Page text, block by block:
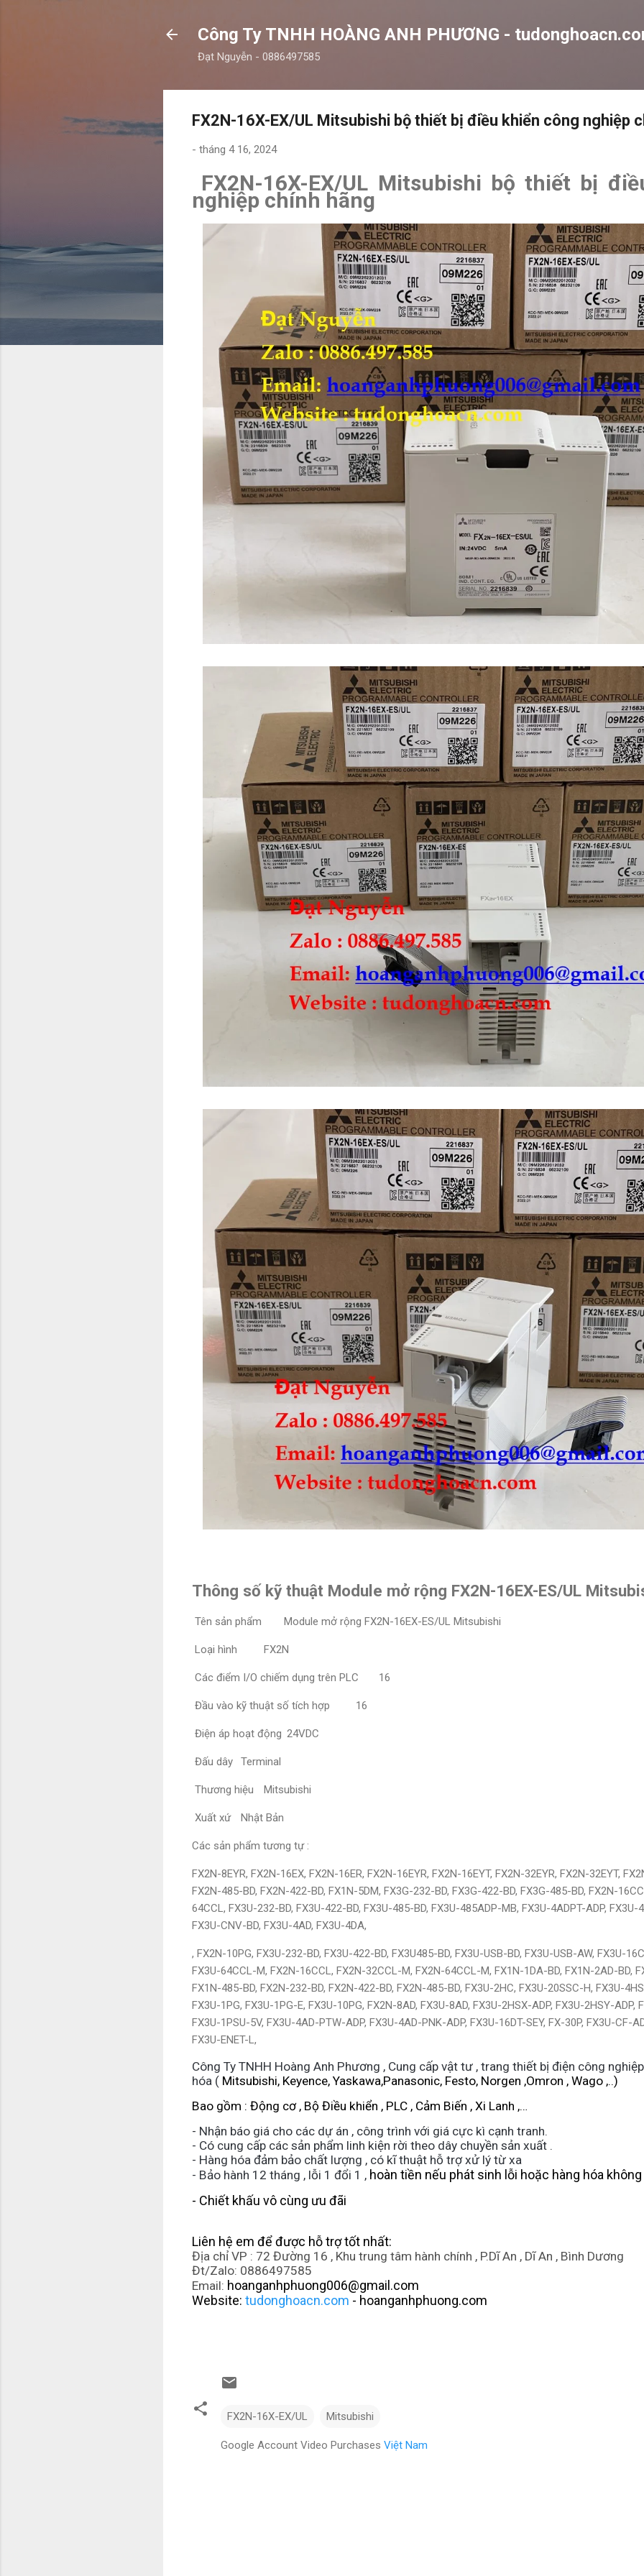
Công Ty TNHH HOÀNG ANH PHƯƠNG -
Đạt Nguyễn - 0886497585
FX2N-16X-EX/UL Mitsubishi bộ thiết bị điều khiển công nghiệp
- tháng 4 16, 2024
FX2N-16X-EX/UL Mitsubishi bộ thiết bị
nghiệp chính hãng
Thông số kỹ thuật Module mở rộng FX2N-16EX-ES/UL
Tên sản phẩm Module mở rộng FX2N-16EX-ES/UL Mitsubishi
Loại hình FX2N
Các điểm I/O chiếm dụng trên PLC 16
Đầu vào kỹ thuật số tích hợp 16
Điện áp hoạt động 24VDC
Đấu dây Terminal
Thương hiệu Mitsubishi
Xuất xứ Nhật Bản
Các sản phẩm tương tự :
FX2N-8EYR, FX2N-16EX, FX2N-16ER, FX2N-16EYR, FX2N-16EYT, FX2N-32EYR, FX2N-32EYT,
FX2N-485-BD, FX2N-422-BD, FX1N-5DM, FX3G-232-BD, FX3G-422-BD, FX3G-485-BD, FX2N-
64CCL, FX3U-232-BD, FX3U-422-BD, FX3U-485-BD, FX3U-485ADP-MB, FX3U-4ADPT-ADP, FX3U-
FX3U-CNV-BD, FX3U-4AD, FX3U-4DA,
, FX2N-10PG, FX3U-232-BD, FX3U-422-BD, FX3U485-BD, FX3U-USB-BD, FX3U-USB-AW, FX3U-
FX3U-64CCL-M, FX2N-16CCL, FX2N-32CCL-M, FX2N-64CCL-M, FX1N-1DA-BD, FX1N-2AD-BD,
FX1N-485-BD, FX2N-232-BD, FX2N-422-BD, FX2N-485-BD, FX3U-2HC, FX3U-20SSC-H, FX3U-
FX3U-1PG, FX3U-1PG-E, FX3U-10PG, FX2N-8AD, FX3U-8AD, FX3U-2HSX-ADP, FX3U-2HSY-ADP,
FX3U-1PSU-5V, FX3U-4AD-PTW-ADP, FX3U-4AD-PNK-ADP, FX3U-16DT-SEY, FX-30P, FX3U-CF-
FX3U-ENET-L,
Công Ty TNHH Hoàng Anh Phương , Cung cấp vật tư , trang thiết bị điện công
hóa ( Mitsubishi, Keyence, Yaskawa,Panasonic, Festo, Norgen ,Omron , Wago ,..)
Bao gồm : Động cơ , Bộ Điều khiển , PLC , Cảm Biến , Xi Lanh ,…
- Nhận báo giá cho các dự án , công trình với giá cực kì cạnh tranh.
- Có cung cấp các sản phẩm linh kiện rời theo dây chuyền sản xuất .
- Hàng hóa đảm bảo chất lượng , có kĩ thuật hỗ trợ xử lý từ xa
- Bảo hành 12 tháng , lỗi 1 đổi 1 , hoàn tiền nếu phát sinh lỗi hoặc hàng hóa
- Chiết khấu vô cùng ưu đãi
Liên hệ em để được hỗ trợ tốt nhất:
Địa chỉ VP : 72 Đường 16 , Khu trung tâm hành chính , P.Dĩ An , Dĩ An , Bình Dương
Đt/Zalo: 0886497585
Email: hoanganhphuong006@gmail.com
Website: tudonghoacn.com - hoanganhphuong.com
FX2N-16X-EX/UL Mitsubishi
Google Account Video Purchases Việt Nam